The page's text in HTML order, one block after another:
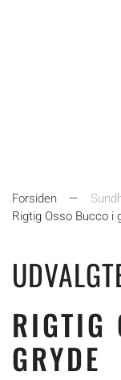
Forsiden
Rigtig Osso Bucco i
RIGTIG
GRYDE